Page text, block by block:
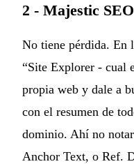
2 - Majestic
No tiene pérdida. En
“Site Explorer - cual
propia web y dale a
con el resumen de
dominio. Ahí no
Anchor Text, o Ref.